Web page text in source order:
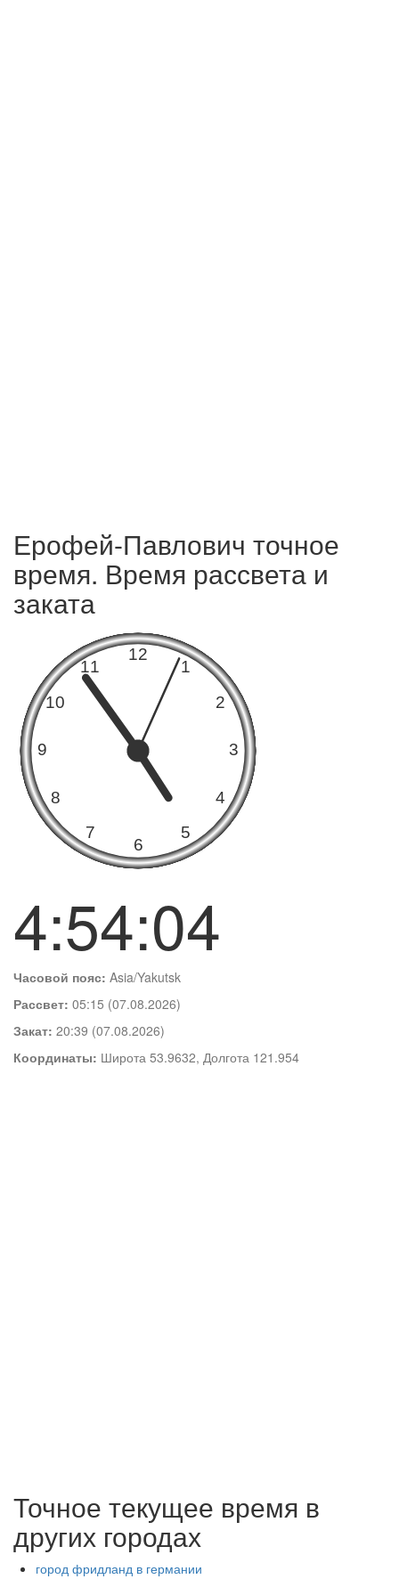
Ерофей-Павлович точное
время. Время рассвета и
заката
4:54:05
Часовой пояс: Asia/Yakutsk
Рассвет: 05:15 (07.08.2026)
Закат: 20:39 (07.08.2026)
Координаты: Широта 53.9632, Долгота 121.954
Точное текущее время в
других городах
город фридланд в германии